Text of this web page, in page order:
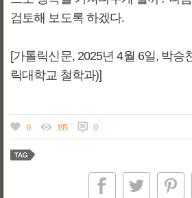
검토해 보도록 하겠다.
[가톨릭신문, 2025년 4월 6일, 박승
릭대학교 철학과)]
0 195 0